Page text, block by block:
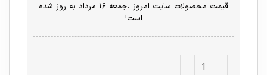
قیمت محصولات سایت امروز ،جمعه ۱۶ مرداد به روز شده
است!